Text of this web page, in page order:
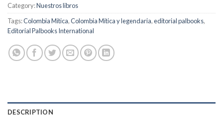
Category:Nuestros libros
Tags:Colombia Mítica,Colombia Mítica y legendaria,editorial palbooks,
Editorial Palbooks International
DESCRIPTION